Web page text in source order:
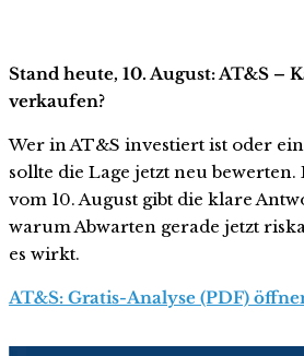
Stand heute, 10. August: AT&S –
verkaufen?
Wer in AT&S investiert ist oder
sollte die Lage jetzt neu
vom 10. August gibt die klare
warum Abwarten gerade jetzt
es wirkt.
AT&S: Gratis-Analyse (PDF)